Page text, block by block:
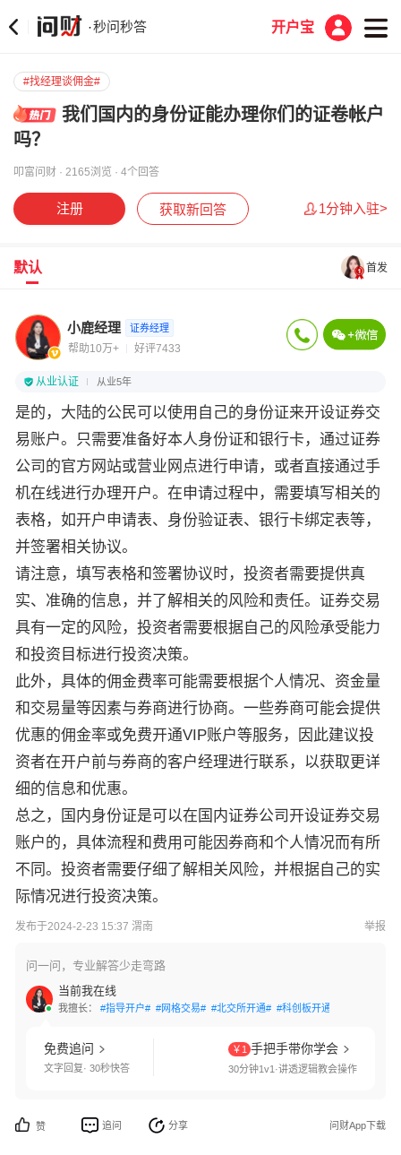
·秒问秒答 开户宝
#找经理谈佣金#
我们国内的身份证能办理你们的证卷帐户
吗？
叩富问财 · 2165浏览 · 4个回答
注册 获取新回答 1分钟入驻>
默认 首发
小鹿经理 证券经理
帮助10万+ 好评7433
从业认证 从业5年
是的，大陆的公民可以使用自己的身份证来开设证券交
易账户。只需要准备好本人身份证和银行卡，通过证券
公司的官方网站或营业网点进行申请，或者直接通过手
机在线进行办理开户。在申请过程中，需要填写相关的
表格，如开户申请表、身份验证表、银行卡绑定表等，
并签署相关协议。
请注意，填写表格和签署协议时，投资者需要提供真
实、准确的信息，并了解相关的风险和责任。证券交易
具有一定的风险，投资者需要根据自己的风险承受能力
和投资目标进行投资决策。
此外，具体的佣金费率可能需要根据个人情况、资金量
和交易量等因素与券商进行协商。一些券商可能会提供
优惠的佣金率或免费开通VIP账户等服务，因此建议投
资者在开户前与券商的客户经理进行联系，以获取更详
细的信息和优惠。
总之，国内身份证是可以在国内证券公司开设证券交易
账户的，具体流程和费用可能因券商和个人情况而有所
不同。投资者需要仔细了解相关风险，并根据自己的实
际情况进行投资决策。
发布于2024-2-23 15:37 渭南 举报
问一问，专业解答少走弯路
当前我在线
我擅长： #指导开户# #网格交易# #北交所开通# #科创板开通#
免费追问
文字回复· 30秒快答
￥1 手把手带你学会
30分钟1v1·讲透逻辑教会操作
赞 追问 分享 问财App下载